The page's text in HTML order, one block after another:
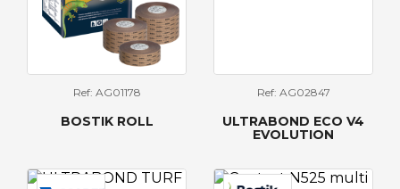
Ref: AG01178
BOSTIK ROLL
Ref: AG02847
ULTRABOND ECO V4
EVOLUTION